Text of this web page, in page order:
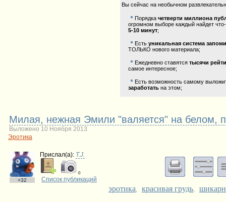
Вы сейчас на необычном
Порядка четверти миллиона
огромном выборе каждый найдет
5-10 минут;
Есть уникальная система
ТОЛЬКО нового материала;
Ежедневно ставятся тысячи
самое интересное;
Есть возможность самому
заработать на этом;
Милая, нежная Эмили "валяется" на белом,
Выложено 10 Ноября 2013
Эротика
+32
Прислал(a): T.J.
0
Список публикаций
эротика, красивая грудь,